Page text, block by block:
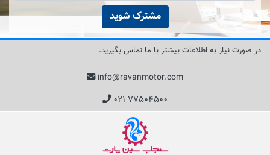
مشترک شوید
در صورت نیاز به اطلاعات بیشتر با ما تماس بگیرید.
info@ravanmotor.com
۰۲۱ ۷۷۵۰۴۵۰۰